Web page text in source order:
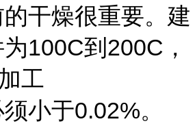
干燥很重要。建
100C到200C，
工
小于0.02%。